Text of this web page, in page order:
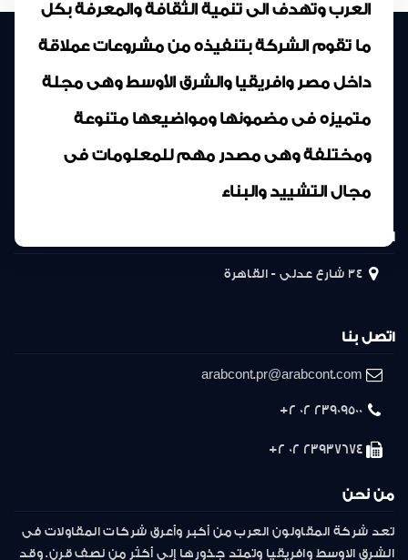
العرب وتهدف الى تنمية الثقافة والمعرفة بكل
ما تقوم الشركة بتنفيذه من مشروعات عملاقة
داخل مصر وافريقيا والشرق الأوسط وهى مجلة
متميزه فى مضمونها ومواضيعها متنوعة
ومختلفة وهى مصدر مهم للمعلومات فى
مجال التشييد والبناء
34 شارع عدلى - القاهرة
اتصل بنا
arabcont.pr@arabcont.com
23909500 02 2+
23937674 02 2+
من نحن
تعد شركة المقاولون العرب من أكبر وأعرق شركات المقاولات فى
الشرق الاوسط وافريقيا وتمتد جذورها إلى أكثر من نصف قرن. وقد